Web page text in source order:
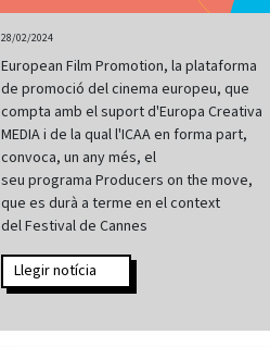
28/02/2024
European Film Promotion, la plataforma
de promoció del cinema europeu, que
compta amb el suport d'Europa Creativa
MEDIA i de la qual l'ICAA en forma part,
convoca, un any més, el
seu programa Producers on the move,
que es durà a terme en el context
del Festival de Cannes
Llegir notícia